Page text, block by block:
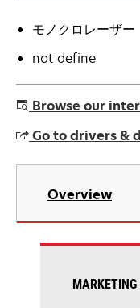
モノクロレーザー
not define
Browse our
Go to drivers &
新
タ
Overview